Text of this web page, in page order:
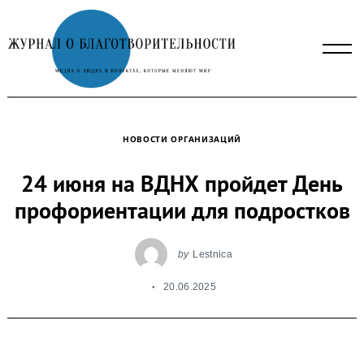
to
content
НОВОСТИ ОРГАНИЗАЦИЙ
24 июня на ВДНХ пройдет День
профориентации для подростков
by Lestnica
20.06.2025